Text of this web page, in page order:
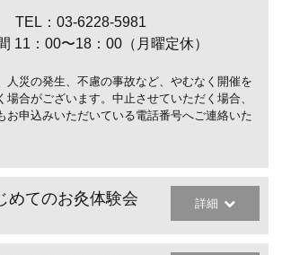
TEL：03-6228-5981
11：00〜18：00（月曜定休）
人災の発生、不慮の事故など、やむなく開催を
場合がございます。中止させていただく場合、
お申込みいただいている電話番号へご連絡いた
めてのお灸体験会 詳細